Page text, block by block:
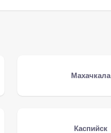
Махачкала
Каспийск